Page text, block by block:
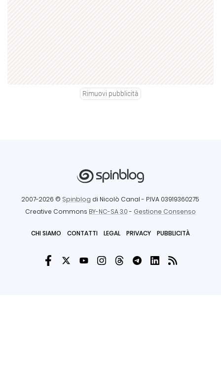
Rimuovi pubblicità
2007-2026 © Spinblog di Nicolò Canal - P.IVA 03919360275
Creative Commons BY-NC-SA 3.0- Gestione Consenso
CHI SIAMO CONTATTI LEGAL PRIVACY PUBBLICITÀ